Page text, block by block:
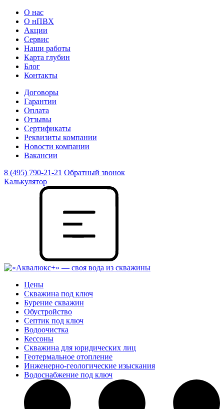
О нас
О нПВХ
Акции
Сервис
Наши работы
Карта глубин
Блог
Контакты
Договоры
Гарантии
Оплата
Отзывы
Сертификаты
Реквизиты компании
Новости компании
Вакансии
8 (495) 790-21-21 Обратный звонок
Калькулятор
Цены
Скважина под ключ
Бурение скважин
Обустройство
Септик под ключ
Водоочистка
Кессоны
Скважина для юридических лиц
Геотермальное отопление
Инженерно-геологические изыскания
Водоснабжение под ключ